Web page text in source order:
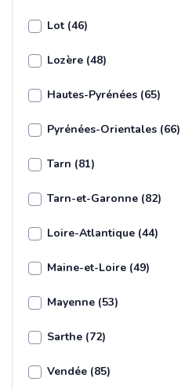
Lot (46)
Lozère (48)
Hautes-Pyrénées (65)
Pyrénées-Orientales (66)
Tarn (81)
Tarn-et-Garonne (82)
Loire-Atlantique (44)
Maine-et-Loire (49)
Mayenne (53)
Sarthe (72)
Vendée (85)